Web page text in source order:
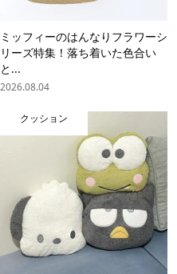
ミッフィーのはんなりフラワーシ
リーズ特集！落ち着いた色合い
と...
2026.08.04
クッション